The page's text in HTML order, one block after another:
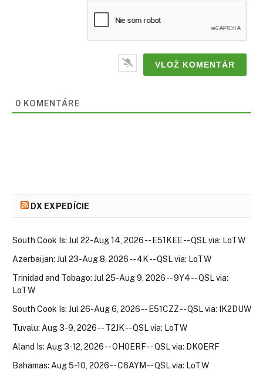
0 KOMENTÁRE
DX EXPEDÍCIE
South Cook Is: Jul 22-Aug 14, 2026 -- E51KEE -- QSL via: LoTW
Azerbaijan: Jul 23-Aug 8, 2026 -- 4K -- QSL via: LoTW
Trinidad and Tobago: Jul 25-Aug 9, 2026 -- 9Y4 -- QSL via:
LoTW
South Cook Is: Jul 26-Aug 6, 2026 -- E51CZZ -- QSL via: IK2DUW
Tuvalu: Aug 3-9, 2026 -- T2JK -- QSL via: LoTW
Aland Is: Aug 3-12, 2026 -- OH0ERF -- QSL via: DK0ERF
Bahamas: Aug 5-10, 2026 -- C6AYM -- QSL via: LoTW